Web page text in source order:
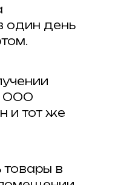
один день
ООО
и тот же
в